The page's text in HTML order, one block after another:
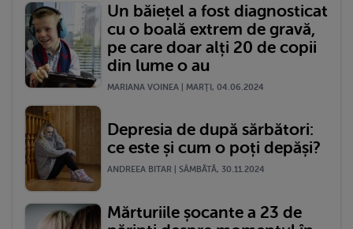
Un băiețel a fost diagnosticat
cu o boală extrem de gravă,
pe care doar alți 20 de copii
din lume o au
MARIANA VOINEA | MARŢI, 04.06.2024
Depresia de după sărbători:
ce este și cum o poți depăși?
ANDREEA BITAR | SÂMBĂTĂ, 30.11.2024
Mărturiile șocante a 23 de